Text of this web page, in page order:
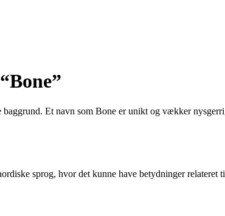
Et navn som Bone er unikt og vækker
sprog, hvor det kunne have betydninger